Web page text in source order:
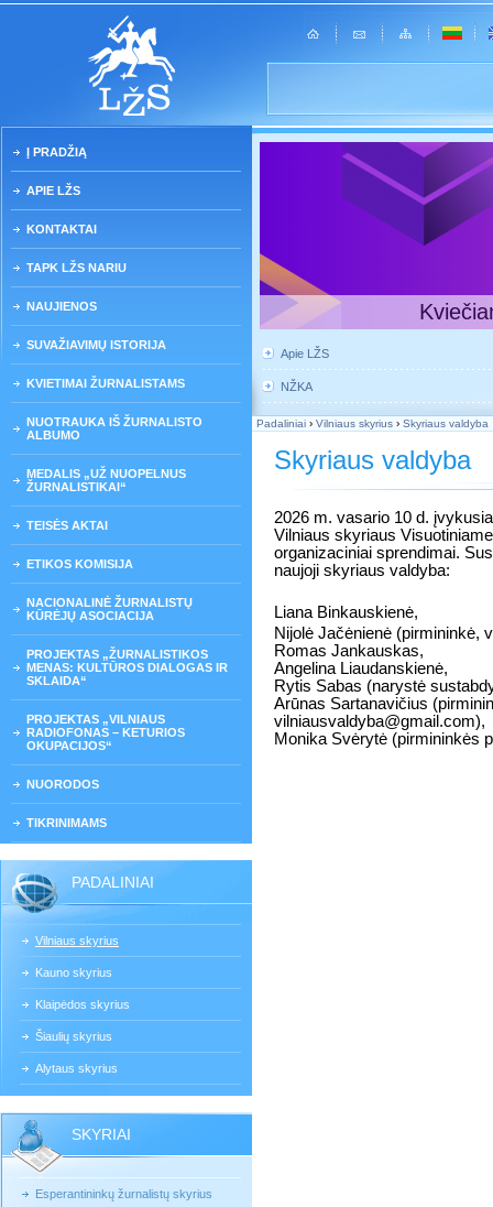
Į PRADŽIĄ
APIE LŽS
KONTAKTAI
TAPK LŽS NARIU
NAUJIENOS
SUVAŽIAVIMŲ ISTORIJA
KVIETIMAI ŽURNALISTAMS
NUOTRAUKA IŠ ŽURNALISTO
ALBUMO
MEDALIS „UŽ NUOPELNUS
ŽURNALISTIKAI“
TEISĖS AKTAI
ETIKOS KOMISIJA
NACIONALINĖ ŽURNALISTŲ
KŪRĖJŲ ASOCIACIJA
PROJEKTAS „ŽURNALISTIKOS
MENAS: KULTŪROS DIALOGAS IR
SKLAIDA“
PROJEKTAS „VILNIAUS
RADIOFONAS – KETURIOS
OKUPACIJOS“
NUORODOS
TIKRINIMAMS
PADALINIAI
Vilniaus skyrius
Kauno skyrius
Klaipėdos skyrius
Šiaulių skyrius
Alytaus skyrius
SKYRIAI
Esperantininkų žurnalistų skyrius
Apie LŽS
NŽKA
Padaliniai › Vilniaus skyrius › Skyriaus valdyba
Skyriaus valdyba
2026 m. vasario 10 d.
Vilniaus skyriaus
organizaciniai sprendimai.
naujoji skyriaus valdyba:
Liana Binkauskienė,
Nijolė Jačėnienė (pirmininkė,
Romas Jankauskas,
Angelina Liaudanskienė,
Rytis Sabas (narystė
Arūnas Sartanavičius
vilniausvaldyba@gmail.com),
Monika Svėrytė (pirmininkės